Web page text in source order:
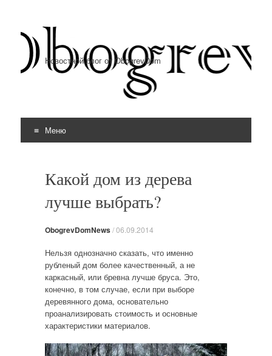
Новостной блог от ObogrevDom
Меню
Какой дом из дерева
лучше выбрать?
ObogrevDomNews/06.09.2014
Нельзя однозначно сказать, что именно
рубленый дом более качественный, а не
каркасный, или бревна лучше бруса. Это,
конечно, в том случае, если при выборе
деревянного дома, основательно
проанализировать стоимость и основные
характеристики материалов.